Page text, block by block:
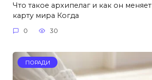
Что такое архипелаг и как он меняет
карту мира Когда
0 30
ПОРАДИ